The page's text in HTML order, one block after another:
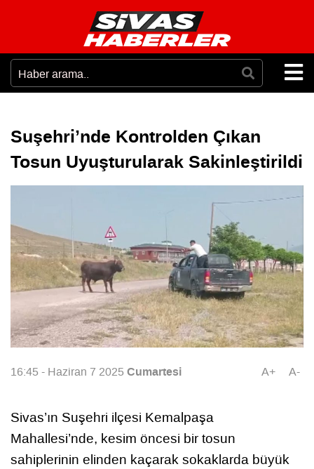
Suşehri’nde Kontrolden Çıkan
Tosun Uyuşturularak Sakinleştirildi
16:45 - Haziran 7 2025Cumartesi A+ A-
Sivas’ın Suşehri ilçesi Kemalpaşa
Mahallesi’nde, kesim öncesi bir tosun
sahiplerinin elinden kaçarak sokaklarda büyük